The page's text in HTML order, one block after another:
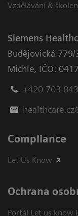
Vzdělávání &
Siemens
Budějovická 779/
Michle, IČO:
+420 703
Compliance
Let Us Know
Ochrana
Portál Let us know